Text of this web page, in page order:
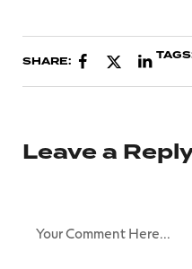
SHARE:
Leave a